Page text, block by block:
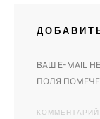
ВАШ E-MAIL
ПОЛЯ
КОММЕНТАРИЙ